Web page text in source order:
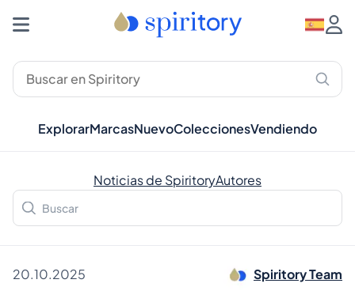
ExplorarMarcasNuevoColeccionesVendiendo
Noticias de SpiritoryAutores
20.10.2025 Spiritory Team